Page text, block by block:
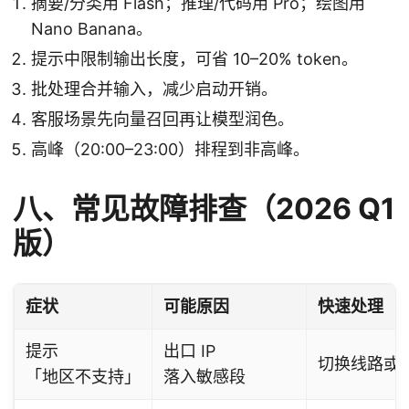
Nano Banana。
提示中限制输出长度，可省 10–20% token。
批处理合并输入，减少启动开销。
客服场景先向量召回再让模型润色。
高峰（20:00–23:00）排程到非高峰。
八、常见故障排查（2026 Q1
版）
症状 可能原因 快速处理
提示
「地区不支持」
出口 IP
落入敏感段
切换线路或